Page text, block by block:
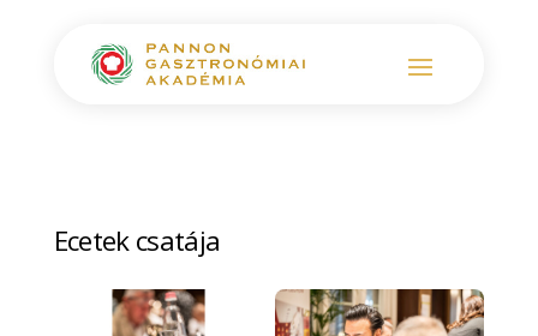
Ecetek csatája